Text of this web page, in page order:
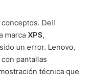
Dell
marca XPS,
un error. Lenovo,
pantallas
técnica que